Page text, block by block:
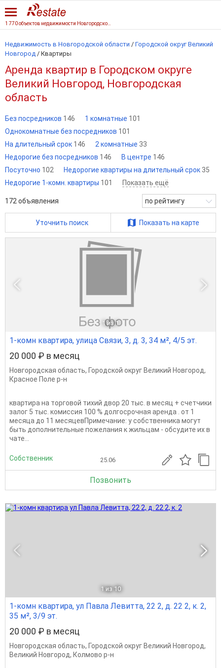
Недвижимость в Новгородской области / Городской округ Великий
Новгород / Квартиры
Аренда квартир в Городском округе
Великий Новгород, Новгородская
область
Без посредников 146 1 комнатные 101
Однокомнатные без посредников 101
На длительный срок 146 2 комнатные 33
Недорогие без посредников 146 В центре 146
Посуточно 102 Недорогие квартиры на длительный срок 35
Недорогие 1-комн. квартиры 101 Показать ещё
172 объявления по рейтингу
Уточнить поиск Показать на карте
1 из 1
1-комн квартира, улица Связи, 3, д. 3, 34 м², 4/5 эт.
20 000 ₽ в месяц
Новгородская область, Городской округ Великий Новгород,
Красное Поле р-н
квартира на торговой тихий двор 20 тыс. в месяц + счетчики
залог 5 тыс. комиссия 100 % долгосрочная аренда . от 1
месяца до 11 месяцевПримечание: у собственника могут
быть дополнительные пожелания к жильцам - обсудите их в
чате...
Собственник 25.06
Позвонить
1 из 10
1-комн квартира, ул Павла Левитта, 22 2, д. 22 2, к. 2,
35 м², 3/9 эт.
20 000 ₽ в месяц
Новгородская область, Городской округ Великий Новгород,
Великий Новгород, Колмово р-н